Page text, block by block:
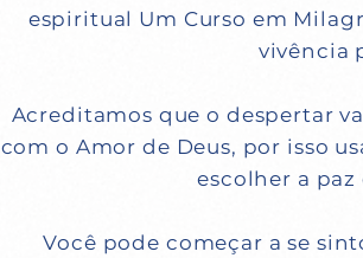
espiritual Um Curso em
vivência
Acreditamos que o despertar
com o Amor de Deus, por isso
escolher a
Você pode começar a se